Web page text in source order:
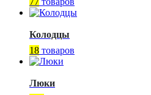
Колодцы
18 товаров
Люки